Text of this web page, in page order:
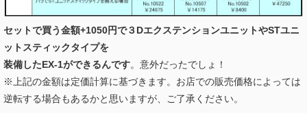
セットで買う金額+1050円で３DエクステンションユニットやSTユニ
ットスティックタイプを
装備したEX-1ができるんです。意外だったでしょ！
※上記の金額は定価計算に基づきます。お店での販売価格によっては
逆転する場合もあるかと思いますが、ご了承ください。